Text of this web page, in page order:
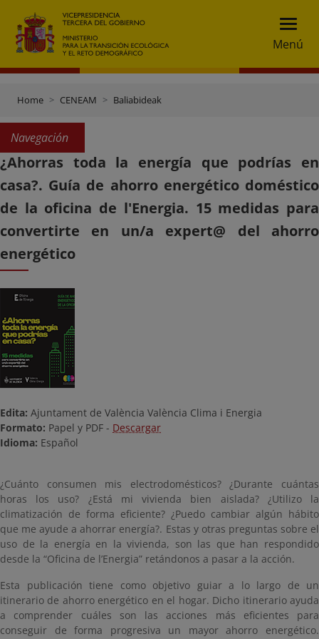
Menú
Home CENEAM Baliabideak
Navegación
¿Ahorras toda la energía que podrías en
casa?. Guía de ahorro energético doméstico
de la oficina de l'Energia. 15 medidas para
convertirte en un/a expert@ del ahorro
energético
Edita: Ajuntament de València València Clima i Energia
Formato: Papel y PDF - Descargar
Idioma: Español
¿Cuánto consumen mis electrodomésticos? ¿Durante cuántas
horas los uso? ¿Está mi vivienda bien aislada? ¿Utilizo la
climatización de forma eficiente? ¿Puedo cambiar algún hábito
que me ayude a ahorrar energía?. Estas y otras preguntas sobre el
uso de la energía en la vivienda, son las que han respondido
desde la “Oficina de l’Energia” retándonos a pasar a la acción.
Esta publicación tiene como objetivo guiar a lo largo de un
itinerario de ahorro energético en el hogar. Dicho itinerario ayuda
a comprender cuáles son las acciones más eficientes para
conseguir de forma progresiva un mayor ahorro energético.